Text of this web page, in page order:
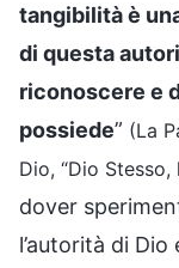
tangibilità è
di questa
riconoscere e
possiede” (La
Dio, “Dio Stesso,
dover
l’autorità di